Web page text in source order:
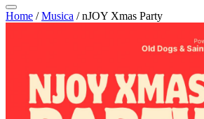
Home / Musica / nJOY Xmas Party